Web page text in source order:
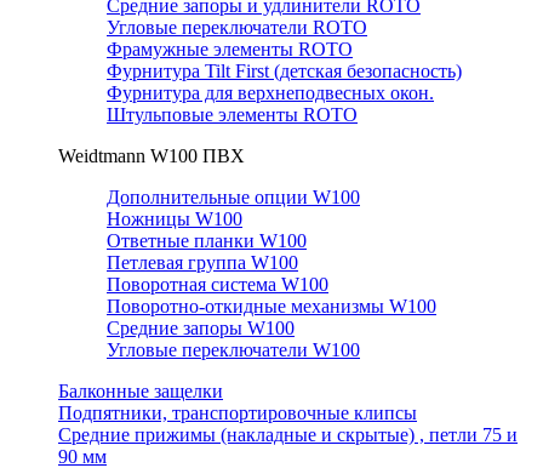
Средние запоры и удлинители ROTO
Угловые переключатели ROTO
Фрамужные элементы ROTO
Фурнитура Tilt First (детская безопасность)
Фурнитура для верхнеподвесных окон.
Штульповые элементы ROTO
Weidtmann W100 ПВХ
Дополнительные опции W100
Ножницы W100
Ответные планки W100
Петлевая группа W100
Поворотная система W100
Поворотно-откидные механизмы W100
Средние запоры W100
Угловые переключатели W100
Балконные защелки
Подпятники, транспортировочные клипсы
Средние прижимы (накладные и скрытые) , петли 75 и
90 мм